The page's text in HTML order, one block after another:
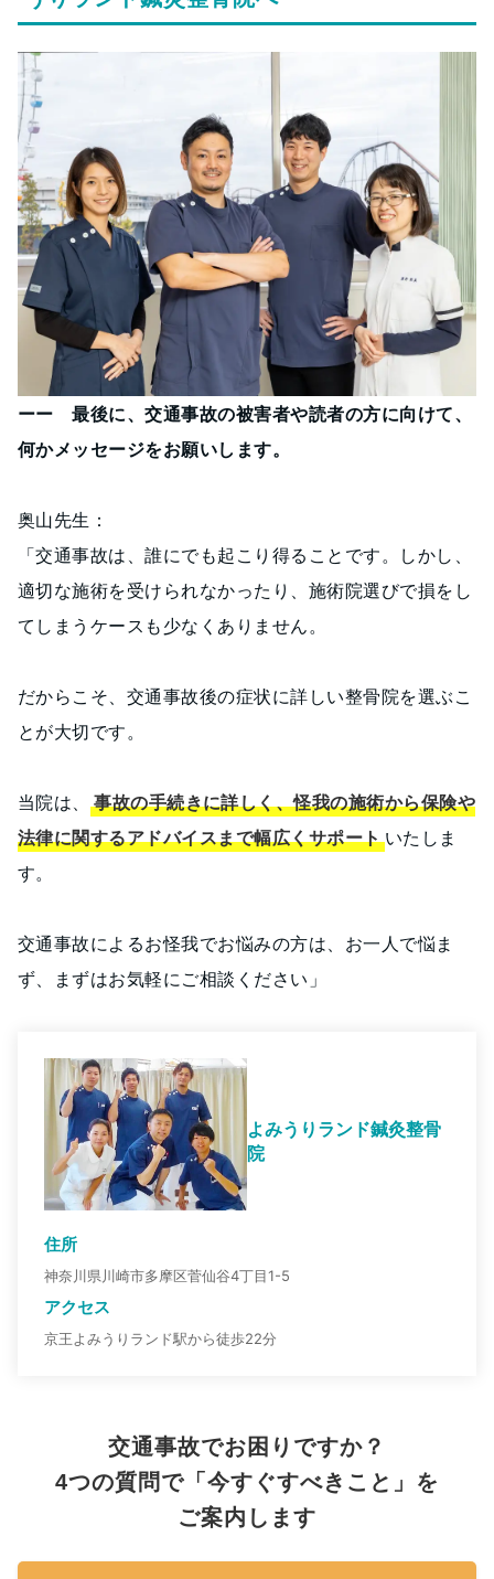
ーー 最後に、交通事故の被害者や読者の方に向けて、
何かメッセージをお願いします。
奥山先生：
「交通事故は、誰にでも起こり得ることです。しかし、
適切な施術を受けられなかったり、施術院選びで損をし
てしまうケースも少なくありません。
だからこそ、交通事故後の症状に詳しい整骨院を選ぶこ
とが大切です。
当院は、
事故の手続きに詳しく、怪我の施術から保険や
法律に関するアドバイスまで幅広くサポートいたしま
す。
交通事故によるお怪我でお悩みの方は、お一人で悩ま
ず、まずはお気軽にご相談ください」
よみうりランド鍼灸整骨
院
住所
神奈川県川崎市多摩区菅仙谷4丁目1-5
アクセス
京王よみうりランド駅から徒歩22分
交通事故でお困りですか？
4つの質問で「今すぐすべきこと」を
ご案内します